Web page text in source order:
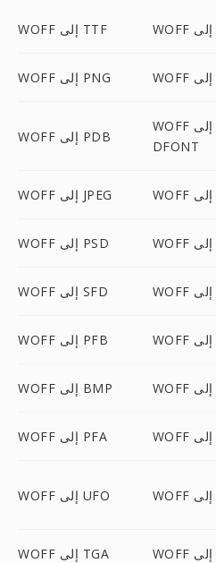
WOFF إلى TTF
WOFF إلى PNG
WOFF إلى PDB
WOFF إلى
DFONT
WOFF إلى JPEG
WOFF إلى PSD
WOFF إلى SFD
WOFF إلى PFB
WOFF إلى BMP
WOFF إلى PFA
WOFF إلى UFO
WOFF إلى TGA